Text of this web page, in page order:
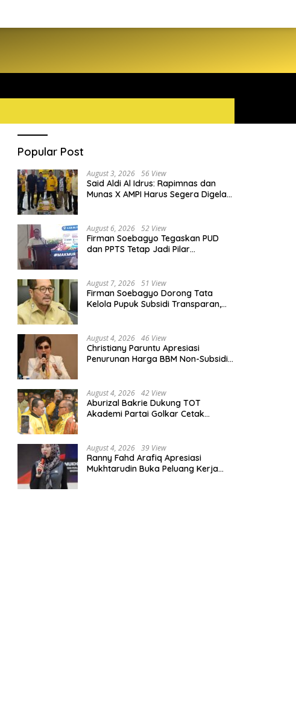
Popular Post
August 3, 2026 56 View
Said Aldi Al Idrus: Rapimnas dan
Munas X AMPI Harus Segera Digelar
August 6, 2026 52 View
Firman Soebagyo Tegaskan PUD
dan PPTS Tetap Jadi Pilar
August 7, 2026 51 View
Firman Soebagyo Dorong Tata
Kelola Pupuk Subsidi Transparan,
August 4, 2026 46 View
Christiany Paruntu Apresiasi
Penurunan Harga BBM Non-Subsidi,
August 4, 2026 42 View
Aburizal Bakrie Dukung TOT
Akademi Partai Golkar Cetak
August 4, 2026 39 View
Ranny Fahd Arafiq Apresiasi
Mukhtarudin Buka Peluang Kerja